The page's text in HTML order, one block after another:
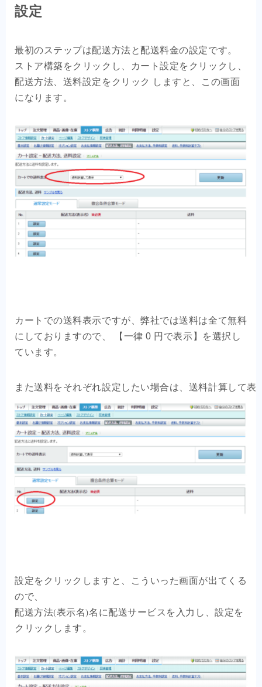
設定
最初のステップは配送方法と配送料金の設定です。
ストア構築をクリックし、カート設定をクリックし、
配送方法、送料設定をクリック しますと、この画面
になります。
カートでの送料表示ですが、弊社では送料は全て無料
にしておりますので、 【一律 0 円で表示】を選択し
ています。
また送料をそれぞれ設定したい場合は、送料計算して表
設定をクリックしますと、こういった画面が出てくる
ので、
配送方法(表示名)名に配送サービスを入力し、設定を
クリックします。